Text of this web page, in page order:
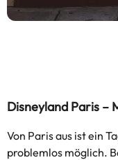
Disneyland Paris –
Von Paris aus ist ein
problemlos möglich.